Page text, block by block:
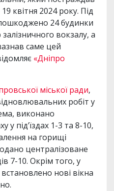
квітня 2024 року. Під
24 будинки
вокзалу, а
саме цей
«Дніпро
міської ради,
робіт у
виконано
у під’їздах 1-3 та 8-10,
на горищі
централізоване
7-10. Окрім того, у
встановлено нові вікна